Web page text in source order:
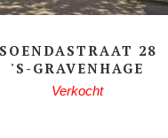
SOENDASTRAAT 28
'S-GRAVENHAGE
Verkocht